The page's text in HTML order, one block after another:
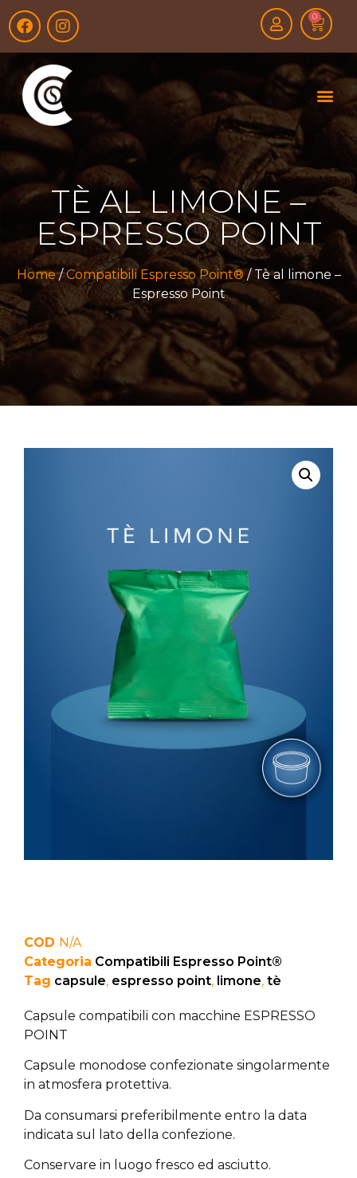
0
TÈ AL LIMONE –
ESPRESSO POINT
Home/Compatibili Espresso Point® / Tè al limone –
Espresso Point
COD N/A
Categoria Compatibili Espresso Point®
Tag capsule, espresso point, limone, tè
Capsule compatibili con macchine ESPRESSO
POINT
Capsule monodose confezionate singolarmente
in atmosfera protettiva.
Da consumarsi preferibilmente entro la data
indicata sul lato della confezione.
Conservare in luogo fresco ed asciutto.